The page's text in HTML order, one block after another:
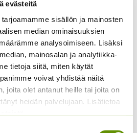
evästeitä
sisällön ja mainosten
median ominaisuuksien
analysoimiseen. Lisäksi
mainosalan ja analytiikka-
tietoja siitä, miten käytät
voivat yhdistää näitä
joita olet antanut heille tai joita on
heidän palvelujaan. Lisätietoa
Kääpiöauringonkukka
Pacino Mix
3,60 € Sisältää arvonlisäveron